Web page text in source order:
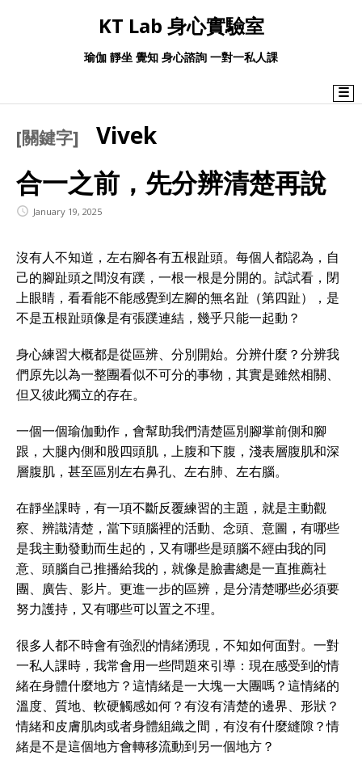
KT Lab 身心實驗室
瑜伽 靜坐 覺知 身心諮詢 一對一私人課
☰
[關鍵字] Vivek
合一之前，先分辨清楚再說
January 19, 2025
沒有人不知道，左右腳各有五根趾頭。每個人都認為，自
己的腳趾頭之間沒有蹼，一根一根是分開的。試試看，閉
上眼睛，看看能不能感覺到左腳的無名趾（第四趾），是
不是五根趾頭像是有張蹼連結，幾乎只能一起動？
身心練習大概都是從區辨、分別開始。分辨什麼？分辨我
們原先以為一整團看似不可分的事物，其實是雖然相關、
但又彼此獨立的存在。
一個一個瑜伽動作，會幫助我們清楚區別腳掌前側和腳
跟，大腿內側和股四頭肌，上腹和下腹，淺表層腹肌和深
層腹肌，甚至區別左右鼻孔、左右肺、左右腦。
在靜坐課時，有一項不斷反覆練習的主題，就是主動觀
察、辨識清楚，當下頭腦裡的活動、念頭、意圖，有哪些
是我主動發動而生起的，又有哪些是頭腦不經由我的同
意、頭腦自己推播給我的，就像是臉書總是一直推薦社
團、廣告、影片。更進一步的區辨，是分清楚哪些必須要
努力護持，又有哪些可以置之不理。
很多人都不時會有強烈的情緒湧現，不知如何面對。一對
一私人課時，我常會用一些問題來引導：現在感受到的情
緒在身體什麼地方？這情緒是一大塊一大團嗎？這情緒的
溫度、質地、軟硬觸感如何？有沒有清楚的邊界、形狀？
情緒和皮膚肌肉或者身體組織之間，有沒有什麼縫隙？情
緒是不是這個地方會轉移流動到另一個地方？